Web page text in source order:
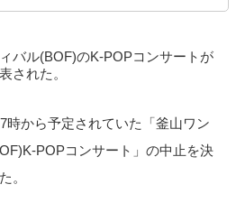
バル(BOF)のK-POPコンサートが
された。
時から予定されていた「釜山ワン
POPコンサート」の中止を決
。